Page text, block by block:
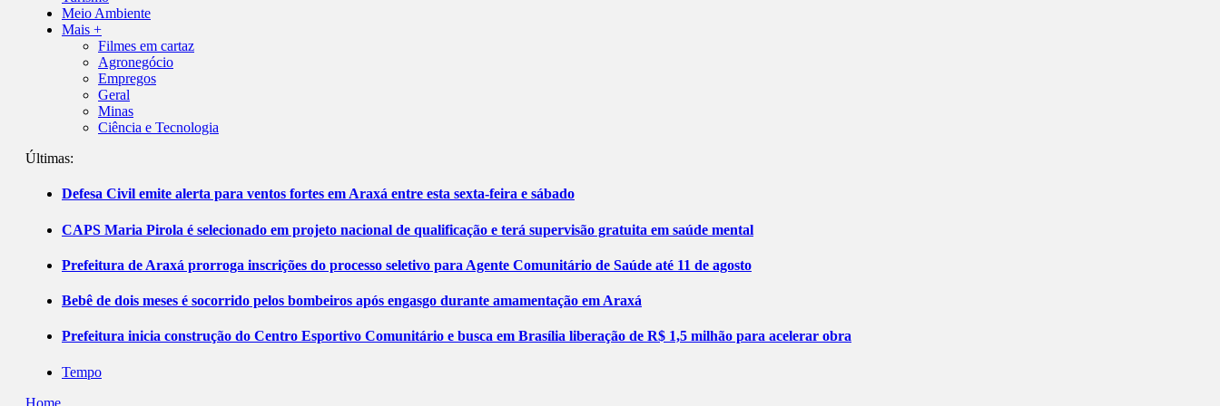
Meio Ambiente
Mais +
Filmes em cartaz
Agronegócio
Empregos
Geral
Minas
Ciência e Tecnologia
Últimas:
Defesa Civil emite alerta para ventos fortes em Araxá entre esta sexta-feira e sábado
CAPS Maria Pirola é selecionado em projeto nacional de qualificação e terá supervisão gratuita em saúde mental
Prefeitura de Araxá prorroga inscrições do processo seletivo para Agente Comunitário de Saúde até 11 de agosto
Bebê de dois meses é socorrido pelos bombeiros após engasgo durante amamentação em Araxá
Prefeitura inicia construção do Centro Esportivo Comunitário e busca em Brasília liberação de R$ 1,5 milhão para acelerar obra
Tempo
Home